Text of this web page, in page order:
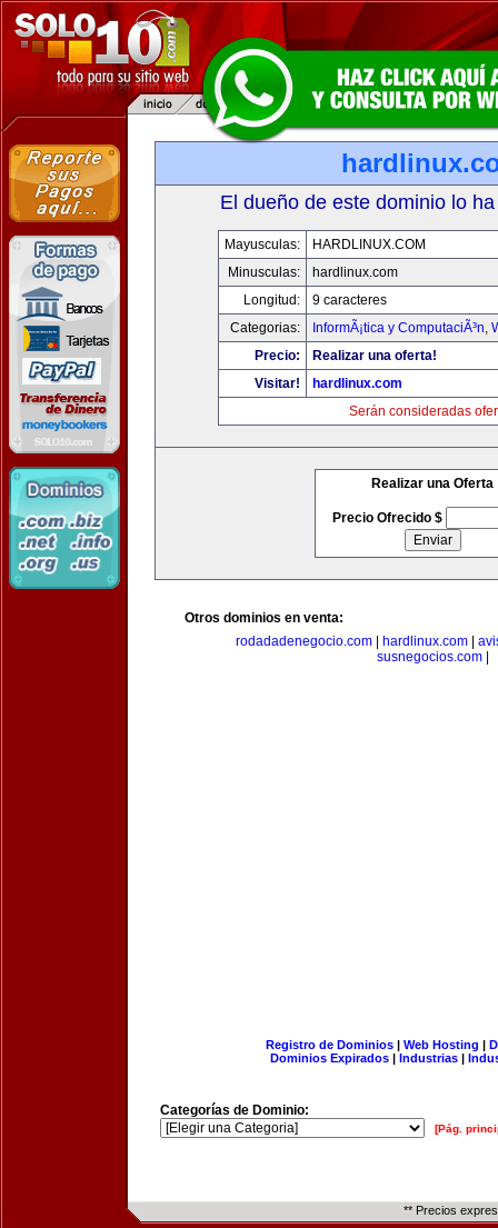
El dueño de este dominio lo
Mayusculas:
HARDLINUX.COM
Minusculas:
hardlinux.com
Longitud:
9 caracteres
Categorias:
InformÃ¡tica y ComputaciÃ³n,
Precio:
Realizar una oferta!
Visitar!
hardlinux.com
Serán consideradas
Realizar una Oferta
Precio Ofrecido $
Otros dominios en venta:
rodadadenegocio.com| hardlinux.com|
susnegocios.com|
Registro de Dominios| Web Hosting |
Dominios Expirados | Industrias |
Categorías de Dominio:
[Pág.
** Precios